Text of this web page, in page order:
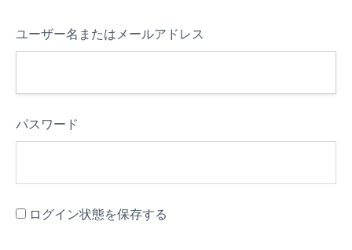
ユーザー名またはメールアドレス
パスワード
ログイン状態を保存する